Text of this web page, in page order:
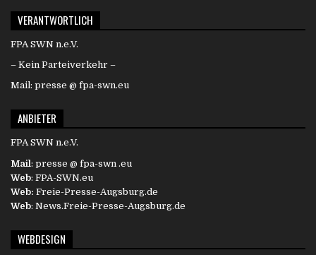
VERANTWORTLICH
FPA SWN n.e.V.
– Kein Parteiverkehr –
Mail: presse @ fpa-swn.eu
ANBIETER
FPA SWN n.e.V.
Mail: presse @ fpa-swn .eu
Web: FPA-SWN.eu
Web: Freie-Presse-Augsburg.de
Web: News.Freie-Presse-Augsburg.de
WEBDESIGN